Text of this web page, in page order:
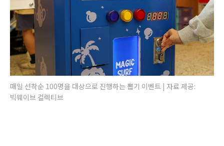
매일 선착순 100명을 대상으로 진행하는 뽑기 이벤트 | 자료 제공:
빅웨이브 컬렉티브